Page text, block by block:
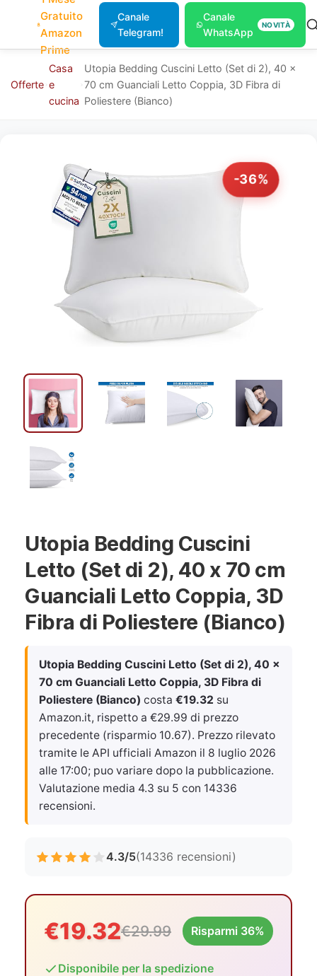
Gratuito
Amazon
Prime
Canale
Telegram!
Canale
WhatsApp
NOVITÀ
Offerte
Casa
e
cucina
Utopia Bedding Cuscini Letto (Set di 2), 40 x
70 cm Guanciali Letto Coppia, 3D Fibra di
Poliestere (Bianco)
-36%
Utopia Bedding Cuscini
Letto (Set di 2), 40 x 70 cm
Guanciali Letto Coppia, 3D
Fibra di Poliestere (Bianco)
Utopia Bedding Cuscini Letto (Set di 2), 40 x
70 cm Guanciali Letto Coppia, 3D Fibra di
Poliestere (Bianco) costa €19.32 su
Amazon.it, rispetto a €29.99 di prezzo
precedente (risparmio 10.67). Prezzo rilevato
tramite le API ufficiali Amazon il 8 luglio 2026
alle 17:00; puo variare dopo la pubblicazione.
Valutazione media 4.3 su 5 con 14336
recensioni.
4.3/5(14336 recensioni)
€19.32€29.99 Risparmi 36%
Disponibile per la spedizione